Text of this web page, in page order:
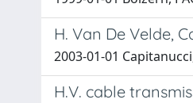
H. Van De Velde,
2003-01-01
H.V. cable